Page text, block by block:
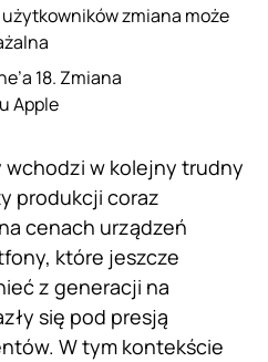
zmiana może
18. Zmiana
Apple
w kolejny trudny
produkcji coraz
cenach urządzeń
które jeszcze
z generacji na
się pod presją
W tym kontekście